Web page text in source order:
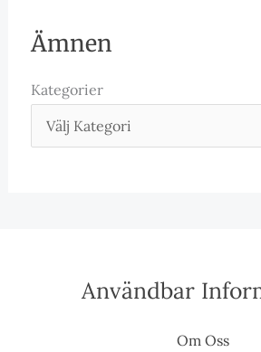
Ämnen
Kategorier
Användbar
Om Oss